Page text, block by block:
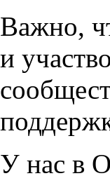
Важно,
и
У нас в